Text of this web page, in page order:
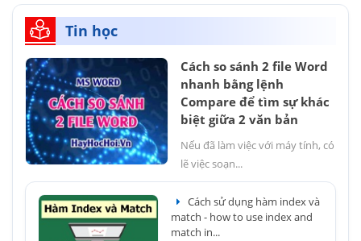
Tin học
Cách so sánh 2 file Word
nhanh bằng lệnh
Compare để tìm sự khác
biệt giữa 2 văn bản
Nếu đã làm việc với máy tính, có
lẽ việc soạn...
Cách sử dụng hàm index và
match - how to use index and
match in...